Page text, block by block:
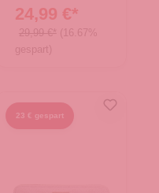
Brand
24,99 €*
29,99 €* (16.67%
gespart)
23 € gespart